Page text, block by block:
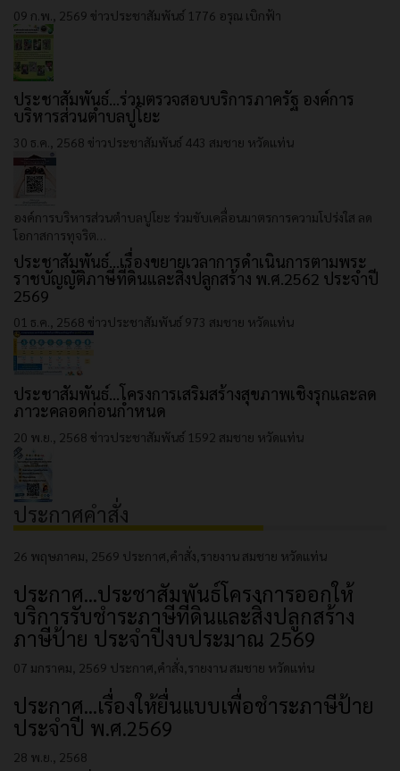
09 ก.พ., 2569 ข่าวประชาสัมพันธ์ 1776 อรุณ เบิกฟ้า
ประชาสัมพันธ์...ร่วมตรวจสอบบริการภาครัฐ องค์การ
บริหารส่วนตำบลปูโยะ
30 ธ.ค., 2568 ข่าวประชาสัมพันธ์ 443 สมชาย หวัดแท่น
องค์การบริหารส่วนตำบลปูโยะ ร่วมขับเคลื่อนมาตรการความโปร่งใส ลด
โอกาสการทุจริต…
ประชาสัมพันธ์...เรื่องขยายเวลาการดำเนินการตามพระ
ราชบัญญัติภาษีที่ดินและสิ่งปลูกสร้าง พ.ศ.2562 ประจำปี
2569
01 ธ.ค., 2568 ข่าวประชาสัมพันธ์ 973 สมชาย หวัดแท่น
ประชาสัมพันธ์...โครงการเสริมสร้างสุขภาพเชิงรุกและลด
ภาวะคลอดก่อนกำหนด
20 พ.ย., 2568 ข่าวประชาสัมพันธ์ 1592 สมชาย หวัดแท่น
ประกาศคำสั่ง
26 พฤษภาคม, 2569 ประกาศ,คำสั่ง,รายงาน สมชาย หวัดแท่น
ประกาศ...ประชาสัมพันธ์โครงการออกให้
บริการรับชำระภาษีที่ดินและสิ่งปลูกสร้าง
ภาษีป้าย ประจำปีงบประมาณ 2569
07 มกราคม, 2569 ประกาศ,คำสั่ง,รายงาน สมชาย หวัดแท่น
ประกาศ...เรื่องให้ยื่นแบบเพื่อชำระภาษีป้าย
ประจำปี พ.ศ.2569
28 พ.ย., 2568